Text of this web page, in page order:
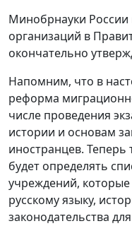
Минобрнауки России
организаций в
окончательно
Напомним, что в
реформа
числе проведения
истории и основам
иностранцев.
будет определять
учреждений,
русскому языку,
законодательства